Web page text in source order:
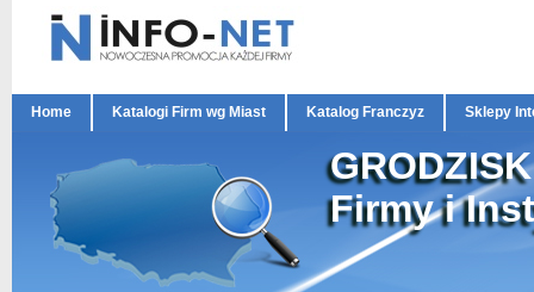
Home Katalogi Firm wg Miast Katalog Franczyz Sklepy
Firmy i